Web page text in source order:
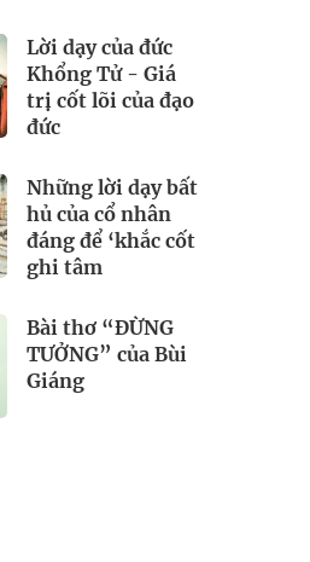
Lời dạy của đức
Khổng Tử - Giá
trị cốt lõi của đạo
đức
Những lời dạy bất
hủ của cổ nhân
đáng để ‘khắc cốt
ghi tâm
Bài thơ “ĐỪNG
TƯỞNG” của Bùi
Giáng